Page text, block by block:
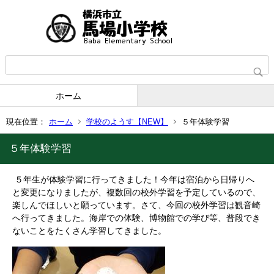
ホーム
現在位置： ホーム 学校のようす【NEW】 ５年体験学習
５年体験学習
５年生が体験学習に行ってきました！今年は宿泊から日帰りへ
と変更になりましたが、複数回の校外学習を予定しているので、
楽しんでほしいと願っています。さて、今回の校外学習は観音崎
へ行ってきました。海岸での体験、博物館での学び等、普段でき
ないことをたくさん学習してきました。